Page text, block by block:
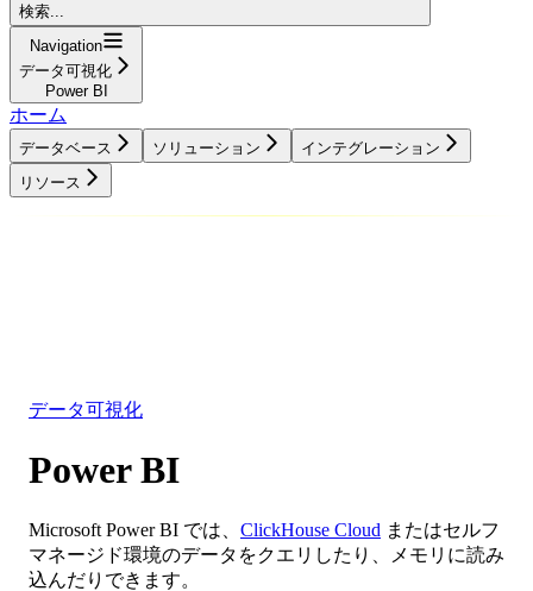
検索...
Navigation
データ可視化
Power BI
ホーム
データベース ソリューション
インテグレーション
リソース
データ可視化
Power BI
Microsoft Power BI では、 ClickHouse Cloud またはセルフ
マネージド環境のデータをクエリしたり、メモリに読み
込んだりできます。